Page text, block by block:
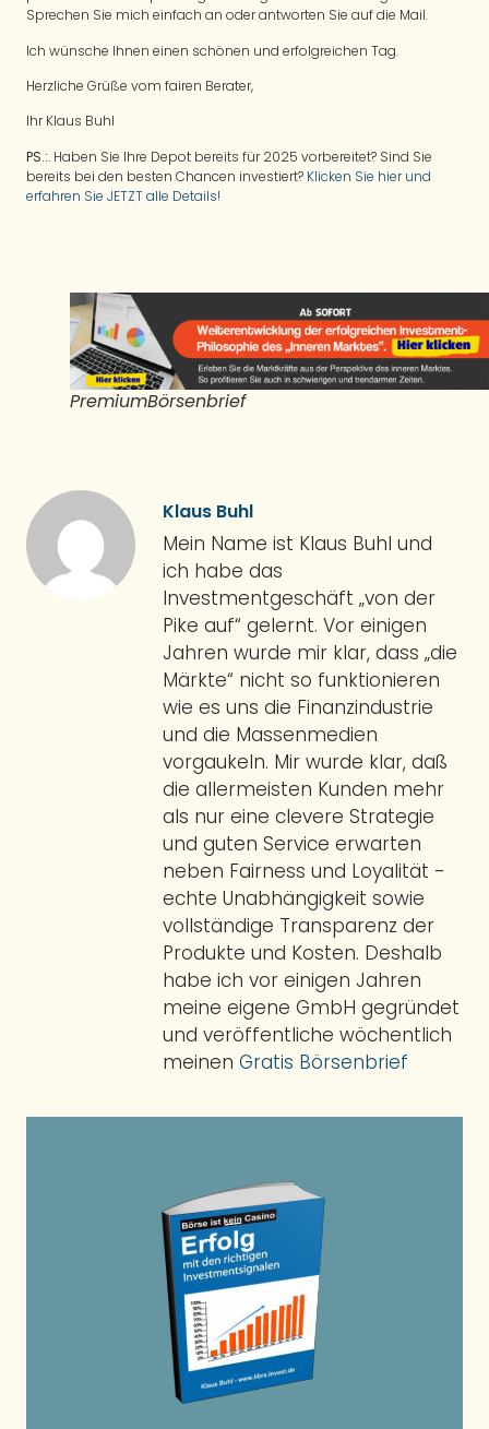
Sprechen Sie mich einfach an oder antworten Sie auf die Mail.
Ich wünsche Ihnen einen schönen und erfolgreichen Tag.
Herzliche Grüße vom fairen Berater,
Ihr Klaus Buhl
PS.:. Haben Sie Ihre Depot bereits für 2025 vorbereitet? Sind Sie
bereits bei den besten Chancen investiert? Klicken Sie hier und
erfahren Sie JETZT alle Details!
PremiumBörsenbrief
Klaus Buhl
Mein Name ist Klaus Buhl und
ich habe das
Investmentgeschäft „von der
Pike auf“ gelernt. Vor einigen
Jahren wurde mir klar, dass „die
Märkte“ nicht so funktionieren
wie es uns die Finanzindustrie
und die Massenmedien
vorgaukeln. Mir wurde klar, daß
die allermeisten Kunden mehr
als nur eine clevere Strategie
und guten Service erwarten
neben Fairness und Loyalität -
echte Unabhängigkeit sowie
vollständige Transparenz der
Produkte und Kosten. Deshalb
habe ich vor einigen Jahren
meine eigene GmbH gegründet
und veröffentliche wöchentlich
meinen Gratis Börsenbrief